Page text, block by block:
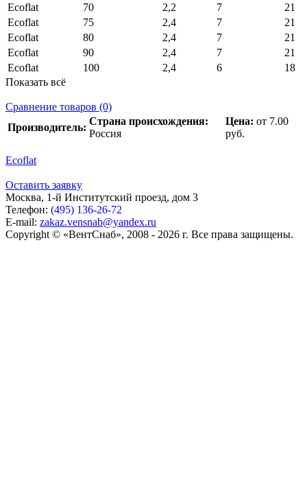
Ecoflat
70 2,2 7
21
Ecoflat
75 2,4 7
21
Ecoflat
80 2,4 7
21
Ecoflat
90 2,4 7
21
Ecoflat
100 2,4 6
18
Показать всё
Сравнение товаров (0)
Производитель:
Страна происхождения:
Россия
Цена: от 7.00
руб.
Ecoflat
Оставить заявку
Москва, 1-й Институтский проезд, дом 3
Телефон: (495) 136-26-72
E-mail: zakaz.vensnab@yandex.ru
Copyright © «ВентСнаб», 2008 - 2026 г. Все права защищены.